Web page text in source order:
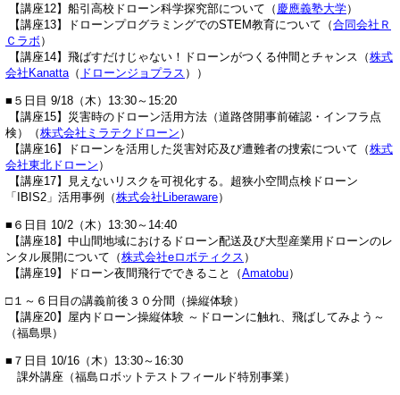
【講座12】船引高校ドローン科学探究部について（ 慶應義塾大学）
【講座13】ドローンプログラミングでのSTEM教育について（合同会社Ｒ
Ｃラボ ）
【講座14】飛ばすだけじゃない！ドローンがつくる仲間とチャンス（株式
会社Kanatta （ ドローンジョプラス ））
■５日目 9/18（木）13:30～15:20
【講座15】災害時のドローン活用方法（道路啓開事前確認・インフラ点
検）（株式会社ミラテクドローン ）
【講座16】ドローンを活用した災害対応及び遭難者の捜索について（株式
会社東北ドローン ）
【講座17】見えないリスクを可視化する。超狭小空間点検ドローン
「IBIS2」活用事例（株式会社Liberaware）
■６日目 10/2（木）13:30～14:40
【講座18】中山間地域におけるドローン配送及び大型産業用ドローンのレ
ンタル展開について（株式会社eロボティクス ）
【講座19】ドローン夜間飛行でできること（Amatobu）
□１～６日目の講義前後３０分間（操縦体験）
【講座20】屋内ドローン操縦体験 ～ドローンに触れ、飛ばしてみよう～
（福島県）
■ ７日目 10/16（木）13:30～16:30
課外講座（福島ロボットテストフィールド特別事業）